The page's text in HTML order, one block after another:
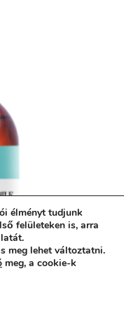
élményt tudjunk
felületeken is, arra
meg lehet változtatni.
meg, a cookie-k